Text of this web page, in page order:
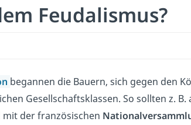
Feudalismus?
begannen die Bauern, sich gegen den
Gesellschaftsklassen. So sollten z.
mit der französischen